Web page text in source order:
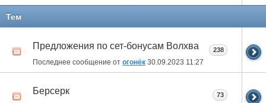
Тем
Предложения по сет-бонусам Волхва
Последнее сообщение от огонёк 30.09.2023 11:27
238
Берсерк 73